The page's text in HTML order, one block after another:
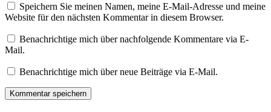
Speichern Sie meinen Namen, meine E-Mail-Adresse und meine
Website für den nächsten Kommentar in diesem Browser.
Benachrichtige mich über nachfolgende Kommentare via E-
Mail.
Benachrichtige mich über neue Beiträge via E-Mail.